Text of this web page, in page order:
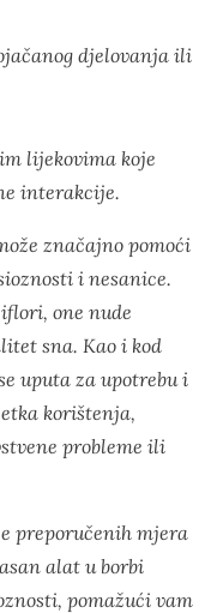
djelovanja ili
lijekovima koje
interakcije.
značajno pomoći
i nesanice.
one nude
sna. Kao i kod
uputa za upotrebu i
korištenja,
probleme ili
preporučenih mjera
alat u borbi
pomažući vam